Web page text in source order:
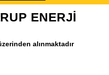
ENERJİ
alınmaktadır